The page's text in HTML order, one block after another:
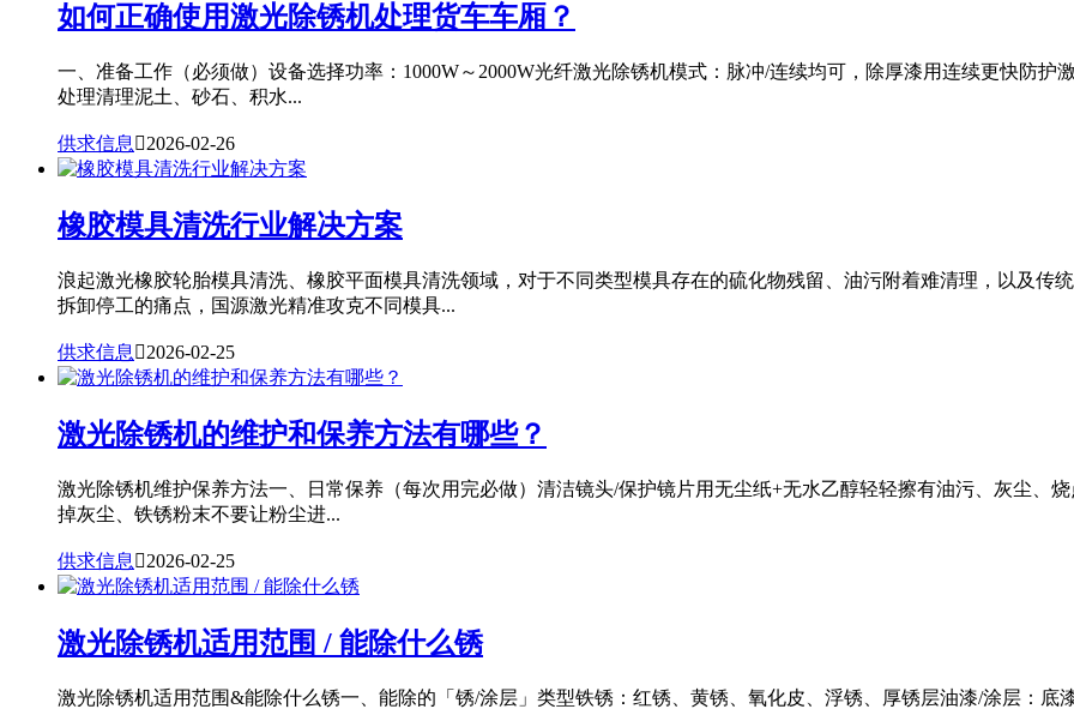
如何正确使用激光除锈机处理货车车厢？
一、准备工作（必须做）设备选择功率：1000W～2000W光纤激光除锈机模式：脉冲/连续均可，除厚漆用连续更快防
处理清理泥土、砂石、积水...
供求信息 2026-02-26
橡胶模具清洗行业解决方案
浪起激光橡胶轮胎模具清洗、橡胶平面模具清洗领域，对于不同类型模具存在的硫化物残留、油污附着难清理，以及传
拆卸停工的痛点，国源激光精准攻克不同模具...
供求信息 2026-02-25
激光除锈机的维护和保养方法有哪些？
激光除锈机维护保养方法一、日常保养（每次用完必做）清洁镜头/保护镜片用无尘纸+无水乙醇轻轻擦有油污、灰尘、
掉灰尘、铁锈粉末不要让粉尘进...
供求信息 2026-02-25
激光除锈机适用范围 / 能除什么锈
激光除锈机适用范围&能除什么锈一、能除的「锈/涂层」类型铁锈：红锈、黄锈、氧化皮、浮锈、厚锈层油漆/涂层：